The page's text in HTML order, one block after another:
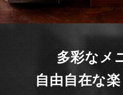
多彩なメ
自由自在な